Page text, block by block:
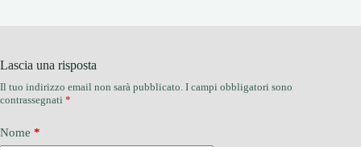
Lascia una risposta
Il tuo indirizzo email non sarà pubblicato. I campi obbligatori sono
contrassegnati *
Nome *